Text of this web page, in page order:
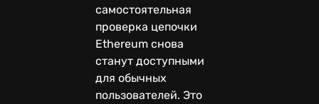
самостоятельная
проверка цепочки
Ethereum снова
станут доступными
для обычных
пользователей. Это